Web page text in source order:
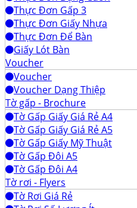
Thực Đơn Gấp 3
Thực Đơn Giấy Nhựa
Thực Đơn Để Bàn
Giấy Lót Bàn
Voucher
Voucher
Voucher Dạng Thiệp
Tờ gấp - Brochure
Tờ Gấp Giấy Giá Rẻ A4
Tờ Gấp Giấy Giá Rẻ A5
Tờ Gấp Giấy Mỹ Thuật
Tờ Gấp Đôi A5
Tờ Gấp Đôi A4
Tờ rơi - Flyers
Tờ Rơi Giá Rẻ